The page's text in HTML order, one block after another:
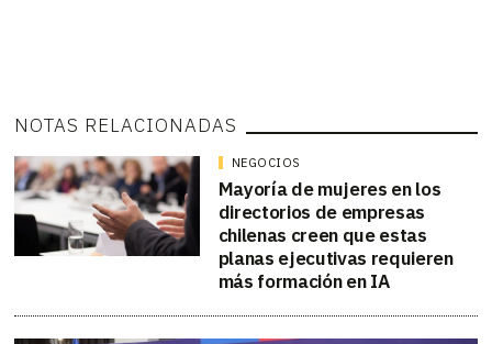
NOTAS RELACIONADAS
NEGOCIOS
Mayoría de mujeres en los
directorios de empresas
chilenas creen que estas
planas ejecutivas requieren
más formación en IA